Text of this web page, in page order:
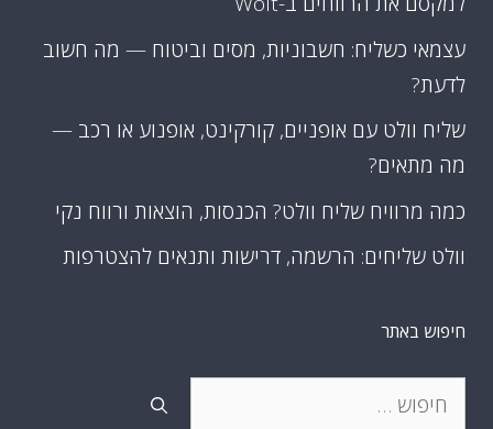
עצמאי כשליח: חשבוניות, מסים וביטוח — מה חשוב
לדעת?
שליח וולט עם אופניים, קורקינט, אופנוע או רכב —
מה מתאים?
כמה מרוויח שליח וולט? הכנסות, הוצאות ורווח נקי
וולט שליחים: הרשמה, דרישות ותנאים להצטרפות
חיפוש באתר
חיפוש: